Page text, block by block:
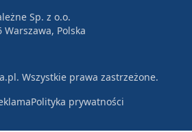
Sp. z o.o.
Polska
Wszystkie prawa zastrzeżone.
Polityka prywatności